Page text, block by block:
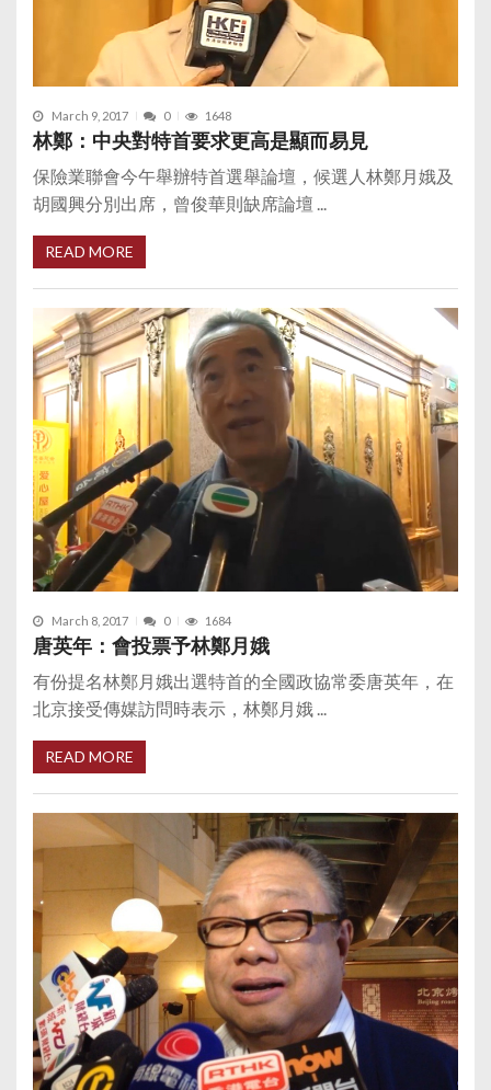
March 9, 2017 0 1648
林鄭：中央對特首要求更高是顯而易見
保險業聯會今午舉辦特首選舉論壇，候選人林鄭月娥及
胡國興分別出席，曾俊華則缺席論壇 ...
READ MORE
March 8, 2017 0 1684
唐英年：會投票予林鄭月娥
有份提名林鄭月娥出選特首的全國政協常委唐英年，在
北京接受傳媒訪問時表示，林鄭月娥 ...
READ MORE